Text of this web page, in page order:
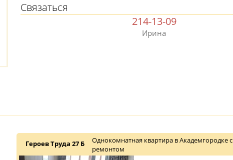
Связаться
214-13-09
Ирина
Героев Труда 27 Б
Однокомнатная квартира в Академгородке с
ремонтом